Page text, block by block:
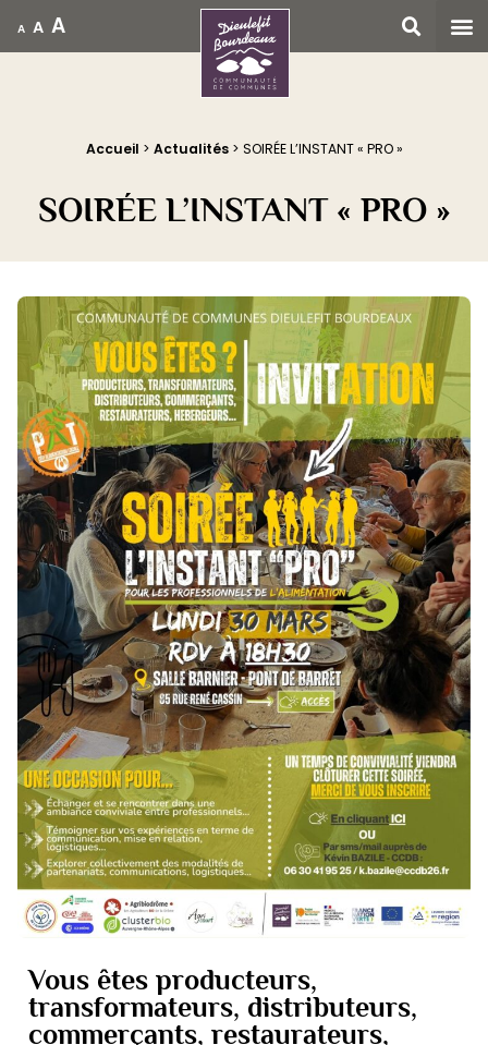
A A A
Accueil > Actualités> SOIRÉE L’INSTANT « PRO »
SOIRÉE L’INSTANT « PRO »
Vous êtes producteurs,
transformateurs, distributeurs,
commerçants, restaurateurs,